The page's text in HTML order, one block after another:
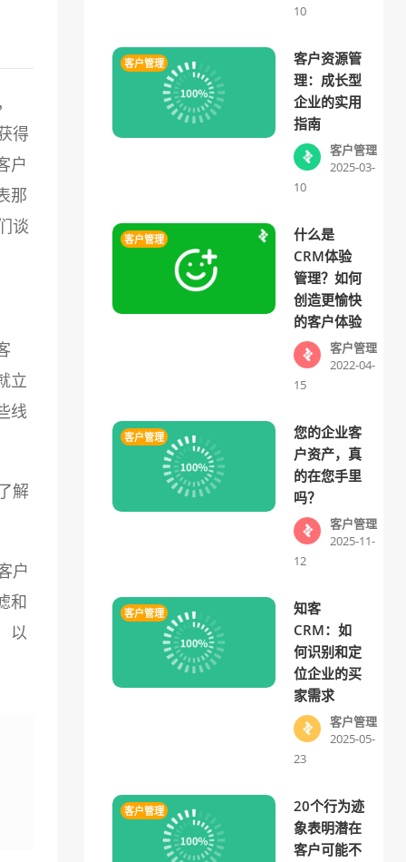
得
户
那
谈
立
线
解
户
和
以
10
客户管理
客户资源管
理：成长型
企业的实用
指南
客户管理
2025-03-
10
客户管理
什么是
CRM体验
管理？如何
创造更愉快
的客户体验
客户管理
2022-04-
15
客户管理
您的企业客
户资产，真
的在您手里
吗？
客户管理
2025-11-
12
客户管理
知客
CRM：如
何识别和定
位企业的买
家需求
客户管理
2025-05-
23
客户管理
20个行为迹
象表明潜在
客户可能不